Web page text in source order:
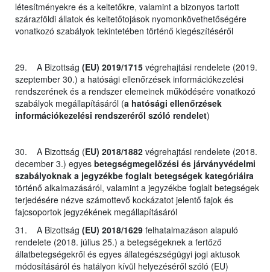
létesítményekre és a keltetőkre, valamint a bizonyos tartott
szárazföldi állatok és keltetőtojások nyomonkövethetőségére
vonatkozó szabályok tekintetében történő kiegészítéséről
29. A Bizottság (EU) 2019/1715 végrehajtási rendelete (2019.
szeptember 30.) a hatósági ellenőrzések információkezelési
rendszerének és a rendszer elemeinek működésére vonatkozó
szabályok megállapításáról (a hatósági ellenőrzések
információkezelési rendszeréről szóló rendelet)
30. A Bizottság (EU) 2018/1882 végrehajtási rendelete (2018.
december 3.) egyes betegségmegelőzési és járványvédelmi
szabályoknak a jegyzékbe foglalt betegségek kategóriáira
történő alkalmazásáról, valamint a jegyzékbe foglalt betegségek
terjedésére nézve számottevő kockázatot jelentő fajok és
fajcsoportok jegyzékének megállapításáról
31. A Bizottság (EU) 2018/1629 felhatalmazáson alapuló
rendelete (2018. július 25.) a betegségeknek a fertőző
állatbetegségekről és egyes állategészségügyi jogi aktusok
módosításáról és hatályon kívül helyezéséről szóló (EU)